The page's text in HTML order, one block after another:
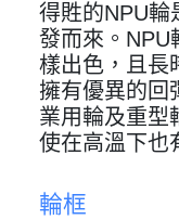
得貹的NPU輪
發而來。NPU
樣出色，且長
擁有優異的回
業用輪及重型
使在高溫下也
輪框